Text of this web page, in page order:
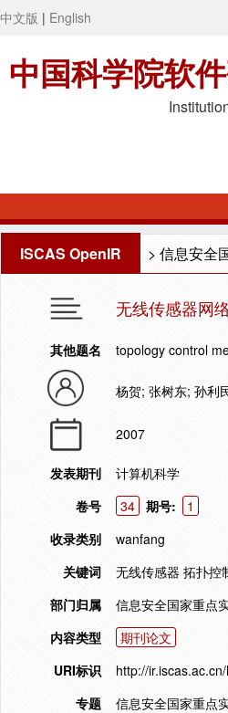
中文版 | English
中国科学院软
ISCAS OpenIR > 信息安全
无线传感器网
其他题名 topology control
杨贺; 张树东; 孙利
2007
发表期刊
计算机科学
卷号
34 期号:
1
收录类别
wanfang
关键词
无线传感器 拓扑控
部门归属
信息安全国家重点
内容类型
期刊论文
URI标识
http://
专题
信息安全国家重点